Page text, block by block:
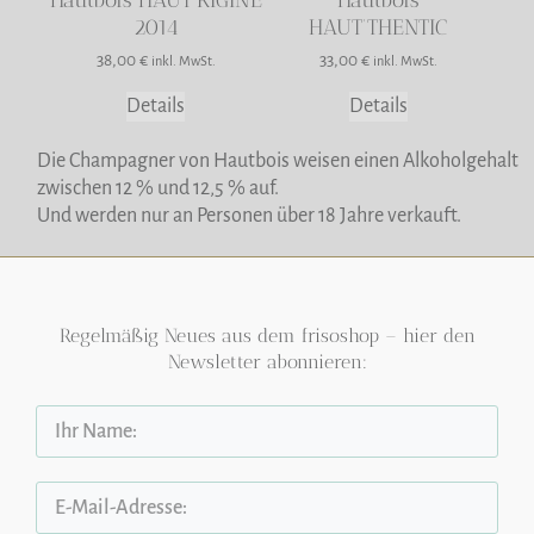
2014
38,00 € inkl. MwSt.
Details
HAUT’THENTIC
33,00 € inkl. MwSt.
Details
Die Champagner von Hautbois weisen einen Alkoholgehalt
zwischen 12 % und 12,5 % auf.
Und werden nur an Personen über 18 Jahre verkauft.
Regelmäßig Neues aus dem frisoshop – hier den
Newsletter abonnieren: